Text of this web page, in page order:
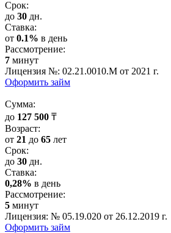
Срок:
до 30 дн.
Cтавка:
от 0.1% в день
Рассмотрение:
7 минут
Лицензия №: 02.21.0010.M от 2021 г.
Оформить займ
Cумма:
до 127 500 ₸
Возраст:
от 21 до 65 лет
Срок:
до 30 дн.
Cтавка:
0,28% в день
Рассмотрение:
5 минут
Лицензия: № 05.19.020 от 26.12.2019 г.
Оформить займ